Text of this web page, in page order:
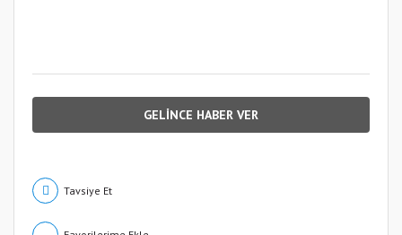
GELİNCE HABER VER
Tavsiye Et